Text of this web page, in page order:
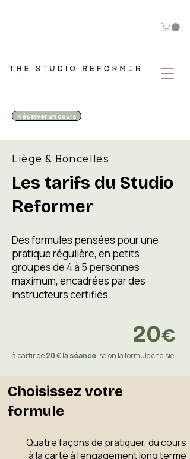
Réserver un cours
Liège & Boncelles
Les tarifs du Studio
Reformer
Des formules pensées pour une
pratique régulière, en petits
groupes de 4 à 5 personnes
maximum, encadrées par des
instructeurs certifiés.
20€
à partir de20 € la séance, selon la formule choisie
Choisissez votre
formule
Quatre façons de pratiquer, du cours
à la carte à l'engagement long terme